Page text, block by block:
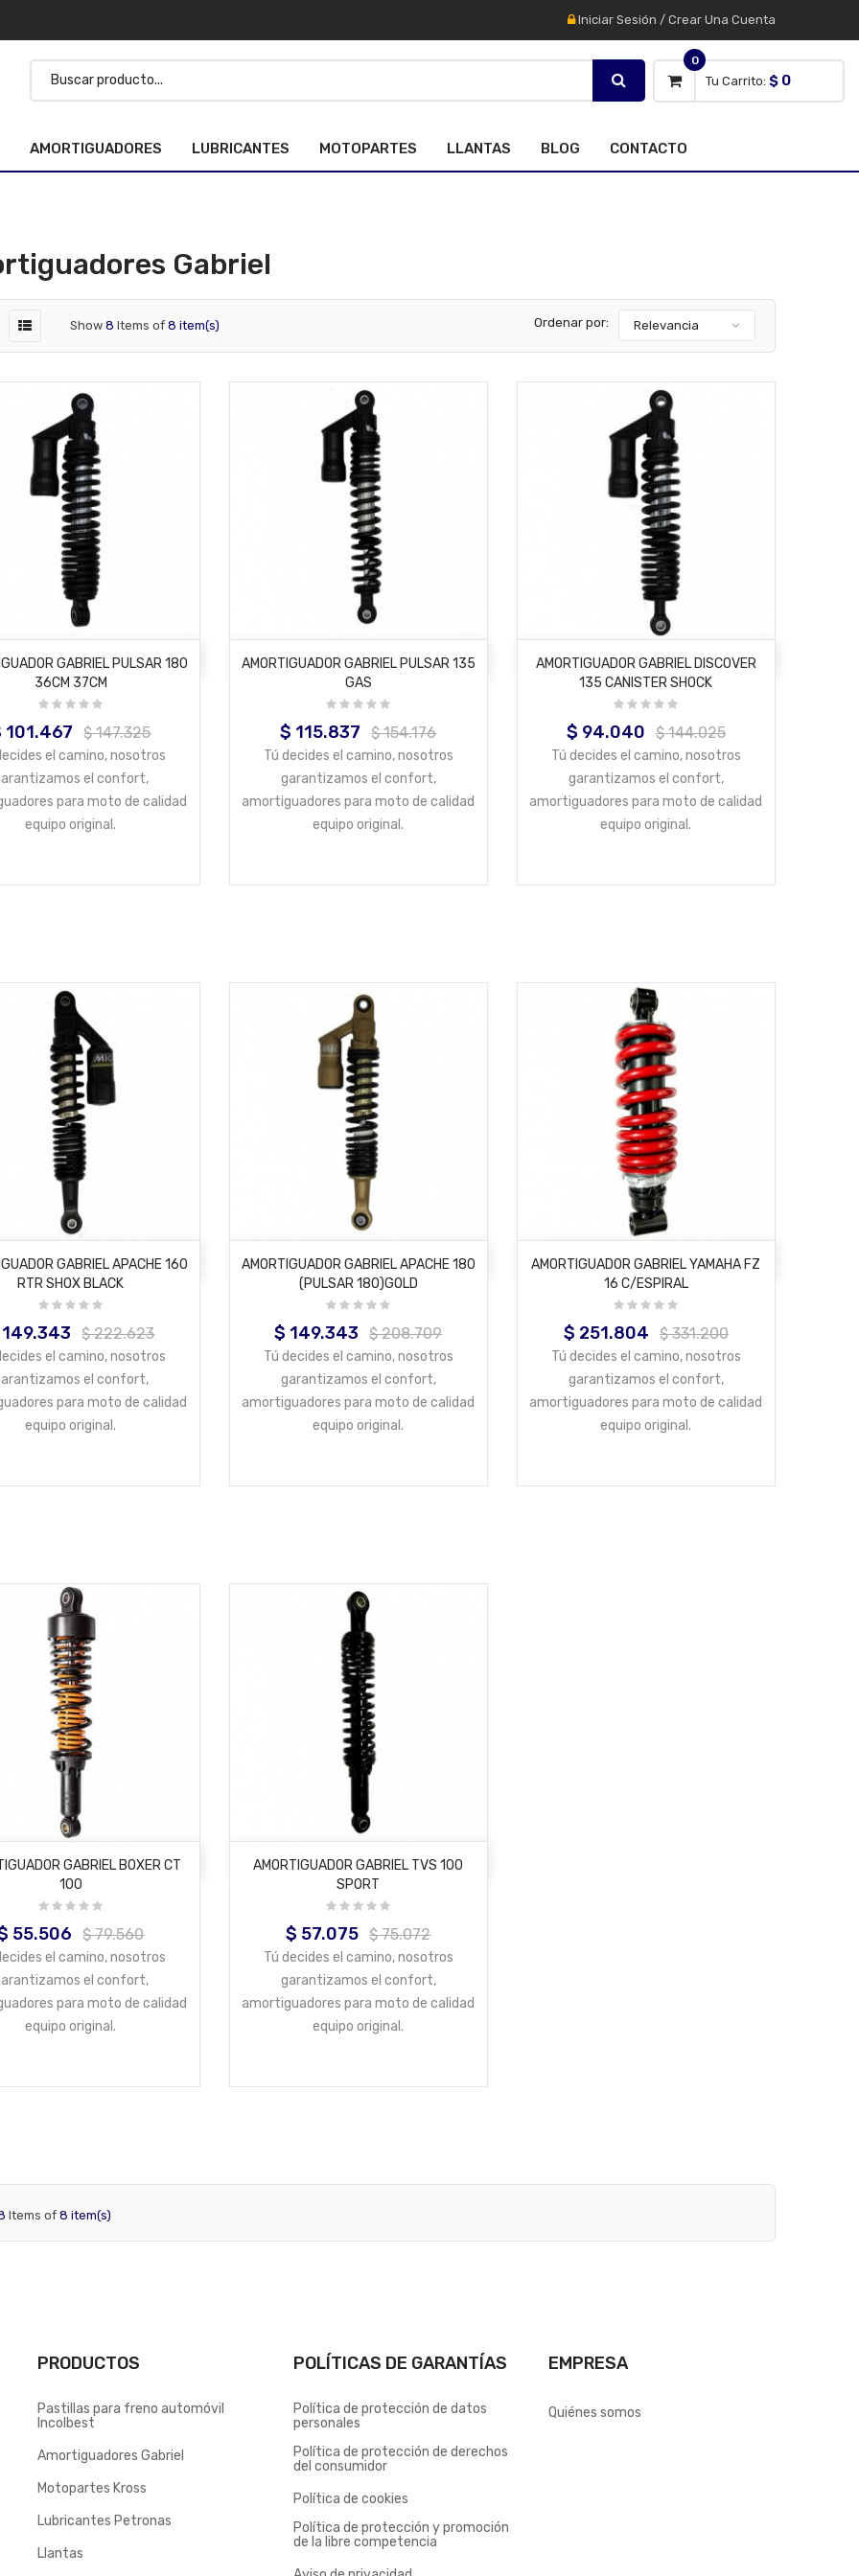
Iniciar Sesión / Crear Una Cuenta
Tu Carrito:
0
$ 0
AMORTIGUADORES LUBRICANTES MOTOPARTES LLANTAS BLOG CONTACTO
Gabriel
Show 8 Items of 8 item(s) Ordenar por: Relevancia
AÑADIR AL CARRITO
GABRIEL PULSAR 180
36CM 37CM
101.467
Precio
base
$ 147.325
el camino, nosotros
el confort,
para moto de calidad
equipo original.
AÑADIR AL CARRITO
AMORTIGUADOR GABRIEL PULSAR 135
GAS
Precio
$ 115.837
Precio
base
$ 154.176
Tú decides el camino, nosotros
garantizamos el confort,
amortiguadores para moto de calidad
equipo original.
AÑADIR AL CARRITO
AMORTIGUADOR GABRIEL DISCOVER
135 CANISTER SHOCK
Precio
$ 94.040
Precio
base
$ 144.025
Tú decides el camino, nosotros
garantizamos el confort,
amortiguadores para moto de calidad
equipo original.
AÑADIR AL CARRITO
GABRIEL APACHE 160
RTR SHOX BLACK
Precio
base
$ 222.623
el camino, nosotros
el confort,
para moto de calidad
equipo original.
AÑADIR AL CARRITO
AMORTIGUADOR GABRIEL APACHE 180
(PULSAR 180)GOLD
Precio
$ 149.343
Precio
base
$ 208.709
Tú decides el camino, nosotros
garantizamos el confort,
amortiguadores para moto de calidad
equipo original.
AÑADIR AL CARRITO
AMORTIGUADOR GABRIEL YAMAHA FZ
16 C/ESPIRAL
Precio
$ 251.804
Precio
base
$ 331.200
Tú decides el camino, nosotros
garantizamos el confort,
amortiguadores para moto de calidad
equipo original.
AÑADIR AL CARRITO
GABRIEL BOXER CT
100
55.506
Precio
base
$ 79.560
el camino, nosotros
el confort,
para moto de calidad
equipo original.
AÑADIR AL CARRITO
AMORTIGUADOR GABRIEL TVS 100
SPORT
Precio
$ 57.075
Precio
base
$ 75.072
Tú decides el camino, nosotros
garantizamos el confort,
amortiguadores para moto de calidad
equipo original.
Items of 8 item(s)
PRODUCTOS
Pastillas para freno automóvil
Incolbest
Amortiguadores Gabriel
Motopartes Kross
Lubricantes Petronas
Llantas
POLÍTICAS DE GARANTÍAS
Política de protección de datos
personales
Política de protección de derechos
del consumidor
Política de cookies
Política de protección y promoción
de la libre competencia
EMPRESA
Quiénes somos